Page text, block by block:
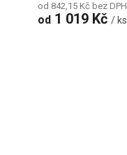
od 842,15 Kč bez DPH
od 1 019 Kč/ ks